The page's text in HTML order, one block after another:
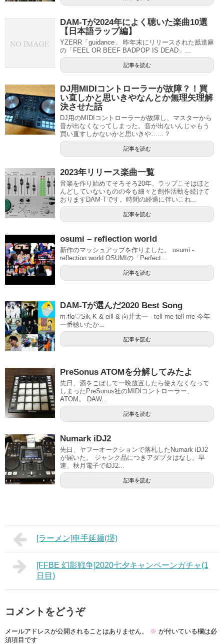
DAM-Tが2024年によく聴いた楽曲10選
【日本語ラップ編】
YZERR「guidance」 昨年末にリリースされた舐達麻
の「FEEL OR BEEF BADPOP IS DEAD」...
記事を読む
DJ用MIDIコントローラーが故障？！買
い直しかと思いきやなんとか無理矢理解
決させた話
DJ用のMIDIコントローラーが故障し、マスターから
音が出なくなってしまった。音が出ないんじゃもう
買い直すしかないかと思いきや……？
記事を読む
2023年リリース楽曲一覧
音楽を作り始めてそろそろ20年、ラップこそはほと
んどしていないものの今も細々と創作活動を続けて
おりますDAM-Tです。時間の経過に伴いこれ...
記事を読む
osumi – reflection world
新作のマッシュアップを作りました。 osumi -
reflection world OSUMIの「Perfect...
記事を読む
DAM-Tが選んだ2020 Best Song
m-flo♡Sik-K & eill & 向井太一 - tell me tell me 今年
一番聴いたか...
記事を読む
PreSonus ATOMを分解してみたよ
先日、酒をこぼして一晩放置したら使えなくなって
しまったPreSonus社のMIDIコントローラー、
ATOM。 DAW...
記事を読む
Numark iDJ2
先日、ヤフーオークションで落札したNumark iDJ2
が届いた。 ジャンク品につきアダプタはなし。早
速、秋月電子でiDJ2...
記事を読む
[ラーメン]申手延麺(堺)
[FFBE 幻影戦争]2020七夕キャンペーンガチャ(1
日目)
コメントをどうぞ
メールアドレスが公開されることはありません。 ※ が付いている欄は必
須項目です